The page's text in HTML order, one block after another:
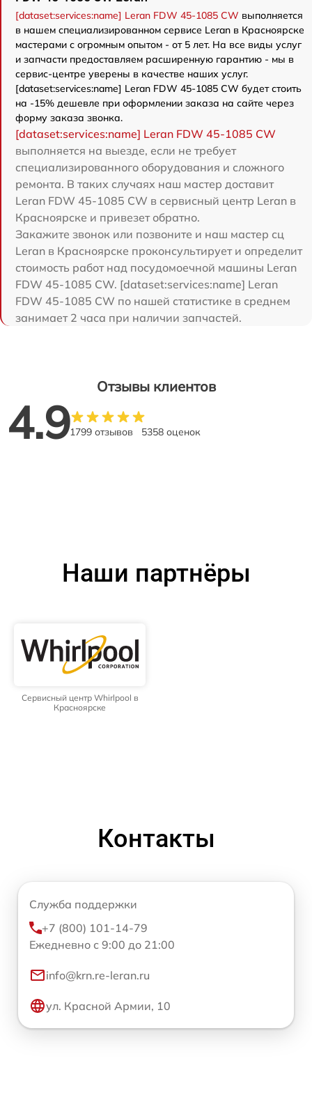
[dataset:services:name] Leran FDW 45-1085 CW выполняется
в нашем специализированном сервисе Leran в Красноярске
мастерами с огромным опытом - от 5 лет. На все виды услуг
и запчасти предоставляем расширенную гарантию - мы в
сервис-центре уверены в качестве наших услуг.
[dataset:services:name] Leran FDW 45-1085 CW будет стоить
на -15% дешевле при оформлении заказа на сайте через
форму заказа звонка.
[dataset:services:name] Leran FDW 45-1085 CW
выполняется на выезде, если не требует
специализированного оборудования и сложного
ремонта. В таких случаях наш мастер доставит
Leran FDW 45-1085 CW в сервисный центр Leran в
Красноярске и привезет обратно.
Закажите звонок или позвоните и наш мастер сц
Leran в Красноярске проконсультирует и определит
стоимость работ над посудомоечной машины Leran
FDW 45-1085 CW. [dataset:services:name] Leran
FDW 45-1085 CW по нашей статистике в среднем
занимает 2 часа при наличии запчастей.
Отзывы клиентов
4.91799 отзывов 5358 оценок
Наши партнёры
Сервисный центр Whirlpool в
Красноярске
Контакты
Служба поддержки
+7 (800) 101-14-79
Ежедневно с 9:00 до 21:00
info@krn.re-leran.ru
ул. Красной Армии, 10